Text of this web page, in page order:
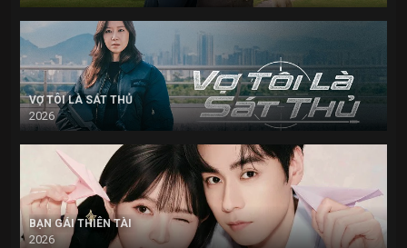
VỢ TÔI LÀ SÁT THỦ
2026
BẠN GÁI THIÊN TÀI
2026